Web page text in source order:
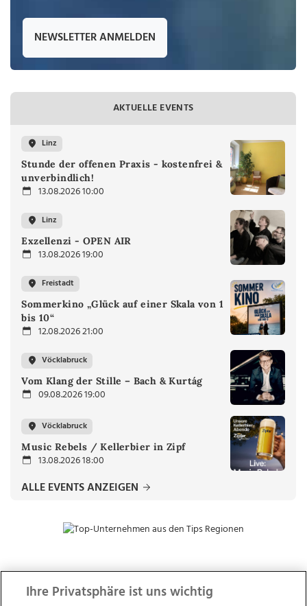
NEWSLETTER ANMELDEN
AKTUELLE EVENTS
Linz
Stunde der offenen Praxis - kostenfrei &
unverbindlich!
13.08.2026 10:00
Linz
Exzellenzi - OPEN AIR
13.08.2026 19:00
Freistadt
Sommerkino „Glück auf einer Skala von 1
bis 10“
12.08.2026 21:00
Vöcklabruck
Vom Klang der Stille – Bach & Kurtág
09.08.2026 19:00
Vöcklabruck
Music Rebels / Kellerbier in Zipf
13.08.2026 18:00
ALLE EVENTS ANZEIGEN
ZUR NACHRICHTENÜBERSICHT
Ihre Privatsphäre ist uns wichtig